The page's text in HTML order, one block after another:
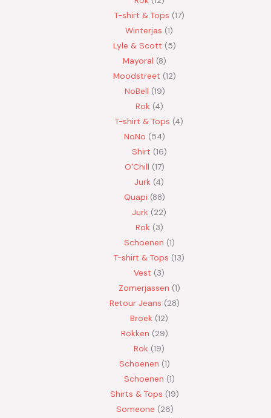
T-shirt & Tops 17
Winterjas 1
Lyle & Scott
5
Mayoral 8
Moodstreet 12
NoBell 19
Rok 4
T-shirt & Tops 4
NoNo
54
Shirt 16
O'Chill 17
Jurk 4
Quapi 88
Jurk 22
Rok 3
Schoenen 1
T-shirt & Tops 13
Vest
3
Zomerjassen 1
Retour Jeans
28
Broek 12
Rokken
29
Rok 19
Schoenen 1
Schoenen 1
Shirts & Tops 19
Someone 26